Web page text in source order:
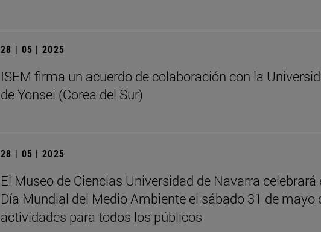
28 | 05 | 2025
ISEM firma un acuerdo de colaboración con la
de Yonsei (Corea del Sur)
28 | 05 | 2025
El Museo de Ciencias Universidad de Navarra celebrará
Día Mundial del Medio Ambiente el sábado 31 de mayo
actividades para todos los públicos